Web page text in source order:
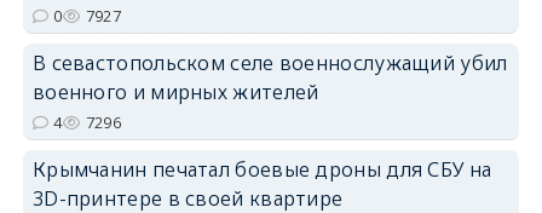
0 7927
В севастопольском селе военнослужащий убил
военного и мирных жителей
4 7296
Крымчанин печатал боевые дроны для СБУ на
3D-принтере в своей квартире